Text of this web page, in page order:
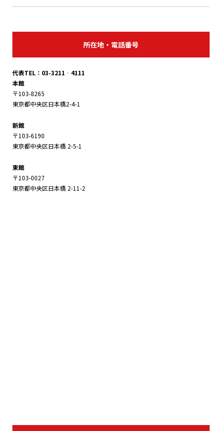
所在地・電話番号
代表TEL：03-3211‐4111
本館
〒103-8265
東京都中央区日本橋2-4-1
新館
〒103-6190
東京都中央区日本橋 2-5-1
東館
〒103-0027
東京都中央区日本橋 2-11-2